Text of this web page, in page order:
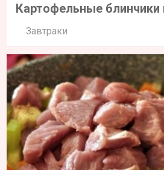
Картофельные блинчики
Завтраки